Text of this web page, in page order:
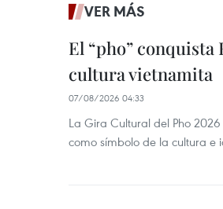
VER MÁS
El “pho”
cultura vietnamita
07/08/2026 04:33
La Gira Cultural del Pho
como símbolo de la cultura e